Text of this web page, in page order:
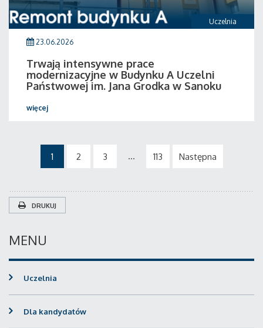
Uczelnia
23.06.2026
Trwają intensywne prace
modernizacyjne w Budynku A Uczelni
Państwowej im. Jana Grodka w Sanoku
więcej
1 2 3 ... 113 Następna
DRUKUJ
MENU
Uczelnia
Dla kandydatów